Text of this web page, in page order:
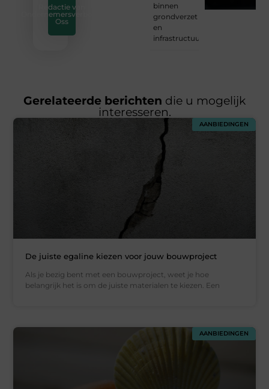
Redactie van
Ondernemersverbond
Oss
binnen
grondverzet
en
infrastructuur
Gerelateerde berichten die u mogelijk
interesseren.
AANBIEDINGEN
De juiste egaline kiezen voor jouw bouwproject
Als je bezig bent met een bouwproject, weet je hoe
belangrijk het is om de juiste materialen te kiezen. Een
AANBIEDINGEN